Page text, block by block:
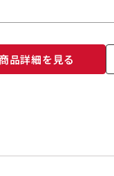
商品詳細を見る